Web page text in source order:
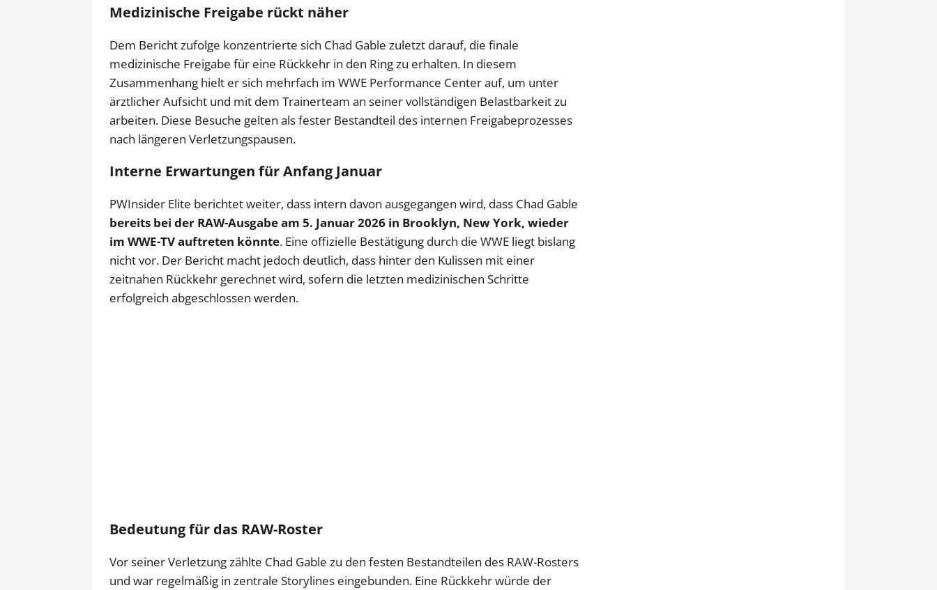
Medizinische Freigabe rückt näher
Dem Bericht zufolge konzentrierte sich Chad Gable zuletzt darauf, die finale
medizinische Freigabe für eine Rückkehr in den Ring zu erhalten. In diesem
Zusammenhang hielt er sich mehrfach im WWE Performance Center auf, um unter
ärztlicher Aufsicht und mit dem Trainerteam an seiner vollständigen Belastbarkeit zu
arbeiten. Diese Besuche gelten als fester Bestandteil des internen Freigabeprozesses
nach längeren Verletzungspausen.
Interne Erwartungen für Anfang Januar
PWInsider Elite berichtet weiter, dass intern davon ausgegangen wird, dass Chad Gable
bereits bei der RAW-Ausgabe am 5. Januar 2026 in Brooklyn, New York, wieder
im WWE-TV auftreten könnte. Eine offizielle Bestätigung durch die WWE liegt bislang
nicht vor. Der Bericht macht jedoch deutlich, dass hinter den Kulissen mit einer
zeitnahen Rückkehr gerechnet wird, sofern die letzten medizinischen Schritte
erfolgreich abgeschlossen werden.
Bedeutung für das RAW-Roster
Vor seiner Verletzung zählte Chad Gable zu den festen Bestandteilen des RAW-Rosters
und war regelmäßig in zentrale Storylines eingebunden. Eine Rückkehr würde der